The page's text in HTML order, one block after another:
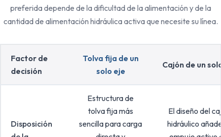
preferida depende de la dificultad de la alimentación y de la
cantidad de alimentación hidráulica activa que necesite su línea.
Factor de
decisión
Tolva fija de un
solo eje
Cajón de un
Disposición
Estructura de
tolva fija más
sencilla para carga
El diseño del
hidráulico